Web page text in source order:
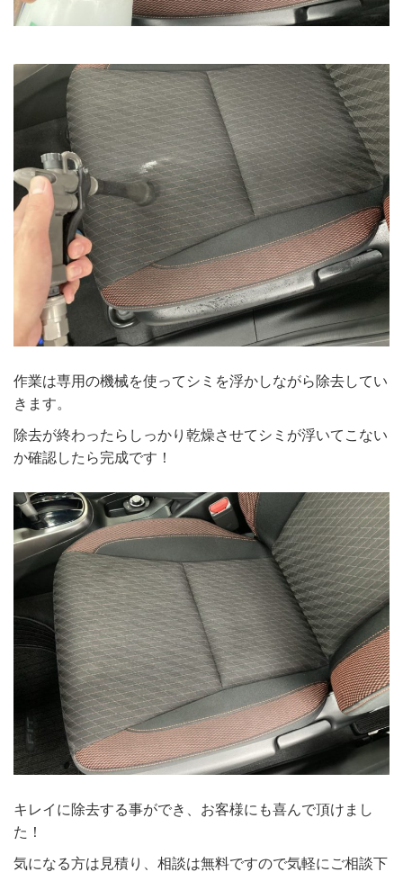
作業は専用の機械を使ってシミを浮かしながら除去してい
きます。
除去が終わったらしっかり乾燥させてシミが浮いてこない
か確認したら完成です！
キレイに除去する事ができ、お客様にも喜んで頂けまし
た！
気になる方は見積り、相談は無料ですので気軽にご相談下